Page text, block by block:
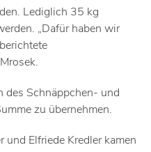
Lediglich 35 kg
„Dafür haben wir
des Schnäppchen- und
zu übernehmen.
und Elfriede Kredler kamen